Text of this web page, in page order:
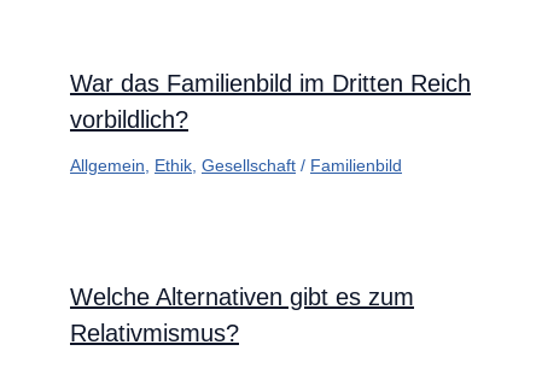
War das Familienbild im Dritten Reich
vorbildlich?
Allgemein Ethik Gesellschaft / Familienbild
Welche Alternativen gibt es zum
Relativmismus?